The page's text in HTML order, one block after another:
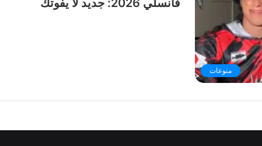
منوعات
فانسلي 2026: جديد لا يفوتك